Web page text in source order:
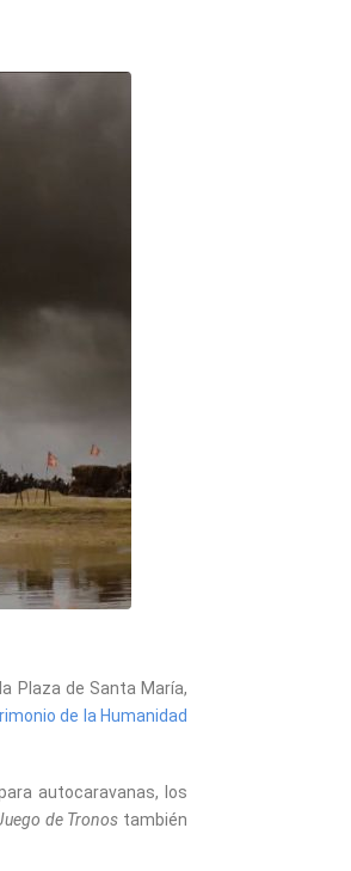
Plaza de Santa María,
de la Humanidad
autocaravanas, los
de Tronos también